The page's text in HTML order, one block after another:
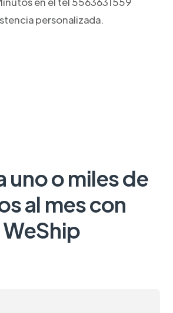
personalizada.
uno o miles de
al mes con
WeShip